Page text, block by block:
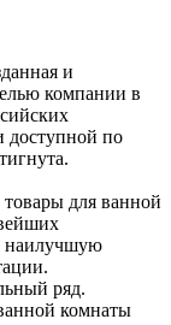
и
компании в
доступной по
для ванной
наилучшую
ряд.
комнаты